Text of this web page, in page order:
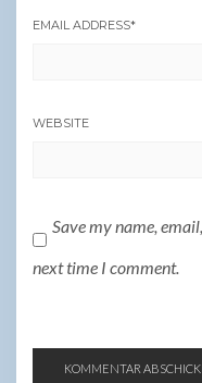
EMAIL ADDRESS*
WEBSITE
Save my name,
next time I comment.